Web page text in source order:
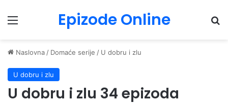
Menu Epizode Online
Naslovna / Domaće serije / U dobru i zlu
U dobru i zlu
U dobru i zlu 34 epizoda